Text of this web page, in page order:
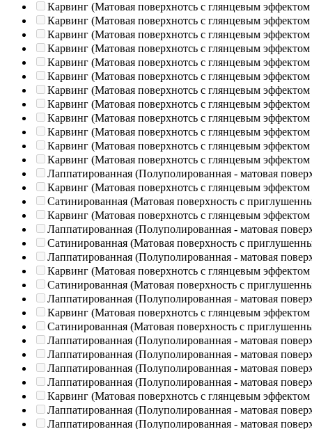
Карвинг (Матовая поверхнотсь с глянцевым эффектом
Карвинг (Матовая поверхнотсь с глянцевым эффектом
Карвинг (Матовая поверхнотсь с глянцевым эффектом
Карвинг (Матовая поверхнотсь с глянцевым эффектом
Карвинг (Матовая поверхнотсь с глянцевым эффектом
Карвинг (Матовая поверхнотсь с глянцевым эффектом
Карвинг (Матовая поверхнотсь с глянцевым эффектом
Карвинг (Матовая поверхнотсь с глянцевым эффектом
Карвинг (Матовая поверхнотсь с глянцевым эффектом
Карвинг (Матовая поверхнотсь с глянцевым эффектом
Карвинг (Матовая поверхнотсь с глянцевым эффектом
Карвинг (Матовая поверхнотсь с глянцевым эффектом
Лаппатированная (Полуполированная - матовая
Карвинг (Матовая поверхнотсь с глянцевым эффектом
Сатинированная (Матовая поверхность с
Карвинг (Матовая поверхнотсь с глянцевым эффектом
Лаппатированная (Полуполированная - матовая
Сатинированная (Матовая поверхность с
Лаппатированная (Полуполированная - матовая
Карвинг (Матовая поверхнотсь с глянцевым эффектом
Сатинированная (Матовая поверхность с
Лаппатированная (Полуполированная - матовая
Карвинг (Матовая поверхнотсь с глянцевым эффектом
Сатинированная (Матовая поверхность с
Лаппатированная (Полуполированная - матовая
Лаппатированная (Полуполированная - матовая
Лаппатированная (Полуполированная - матовая
Лаппатированная (Полуполированная - матовая
Карвинг (Матовая поверхнотсь с глянцевым эффектом
Лаппатированная (Полуполированная - матовая
Лаппатированная (Полуполированная - матовая